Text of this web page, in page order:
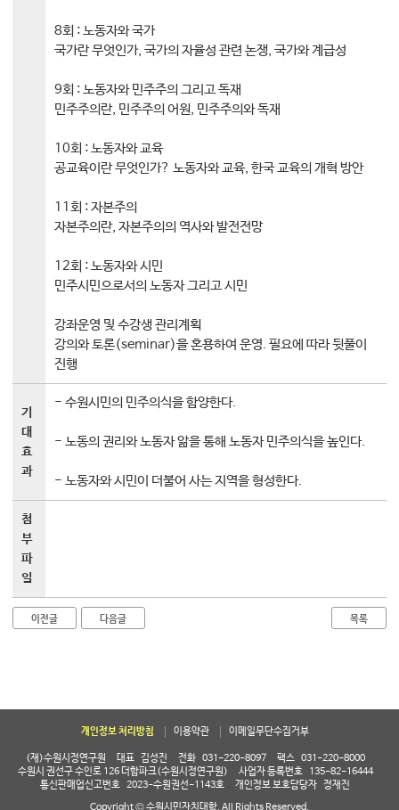
8회 : 노동자와 국가
국가란 무엇인가, 국가의 자율성 관련 논쟁, 국가와 계급성
9회 : 노동자와 민주주의 그리고 독재
민주주의란, 민주주의 어원, 민주주의와 독재
10회 : 노동자와 교육
공교육이란 무엇인가? 노동자와 교육, 한국 교육의 개혁 방안
11회 : 자본주의
자본주의란, 자본주의의 역사와 발전전망
12회 : 노동자와 시민
민주시민으로서의 노동자 그리고 시민
강좌운영 및 수강생 관리계획
강의와 토론(seminar)을 혼용하여 운영. 필요에 따라 뒷풀이
진행
기
대
효
과
- 수원시민의 민주의식을 함양한다.
- 노동의 권리와 노동자 앎을 통해 노동자 민주의식을 높인다.
- 노동자와 시민이 더불어 사는 지역을 형성한다.
첨
부
파
일
이전글 다음글 목록
개인정보 처리방침 이용약관 이메일무단수집거부
(재)수원시정연구원 대표 김성진 전화 031-220-8097 팩스
031-220-8000
수원시 권선구 수인로 126 더함파크(수원시정연구원)
사업자 등록번호
135-82-16444
통신판매업신고번호 2023-수원권선-1143호 개인정보 보호담당자 정재진
Copyright © 수원시민자치대학. All Rights Reserved.